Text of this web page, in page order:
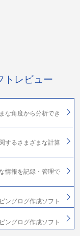
トレビュー
な角度から分析でき
するさまざまな計算
情報を記録・管理で
ングログ作成ソフト
ングログ作成ソフト